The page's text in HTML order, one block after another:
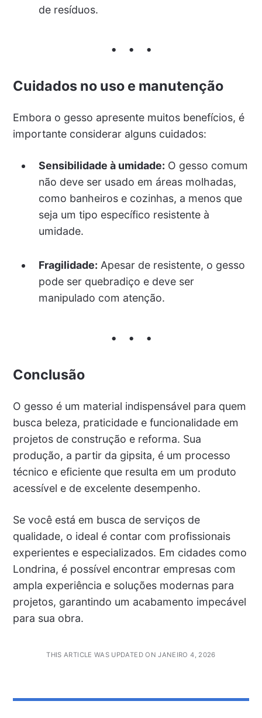
de resíduos.
Cuidados no uso e manutenção
Embora o gesso apresente muitos benefícios, é
importante considerar alguns cuidados:
Sensibilidade à umidade: O gesso comum
não deve ser usado em áreas molhadas,
como banheiros e cozinhas, a menos que
seja um tipo específico resistente à
umidade.
Fragilidade: Apesar de resistente, o gesso
pode ser quebradiço e deve ser
manipulado com atenção.
Conclusão
O gesso é um material indispensável para quem
busca beleza, praticidade e funcionalidade em
projetos de construção e reforma. Sua
produção, a partir da gipsita, é um processo
técnico e eficiente que resulta em um produto
acessível e de excelente desempenho.
Se você está em busca de serviços de
qualidade, o ideal é contar com profissionais
experientes e especializados. Em cidades como
Londrina, é possível encontrar empresas com
ampla experiência e soluções modernas para
projetos, garantindo um acabamento impecável
para sua obra.
THIS ARTICLE WAS UPDATED ON JANEIRO 4, 2026